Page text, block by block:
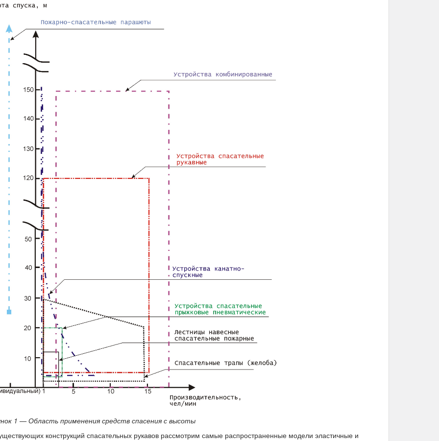
1 — Область применения средств спасения с высоты
конструкций спасательных рукавов рассмотрим самые распространенные модели эластичные и